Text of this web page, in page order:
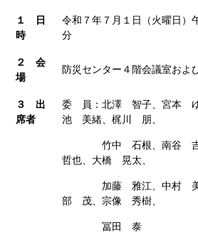
１ 日
時
令和７年７月１日（火曜日）
分
２ 会
場
防災センター４階会議室およ
３ 出
席者
委 員：北澤 智子、宮本
池 美緒、梶川 朋、
竹中 石根、南谷 吉
哲也、大橋 晃太、
加藤 雅江、中村 美安
部 茂、宗像 秀樹、
冨田 泰